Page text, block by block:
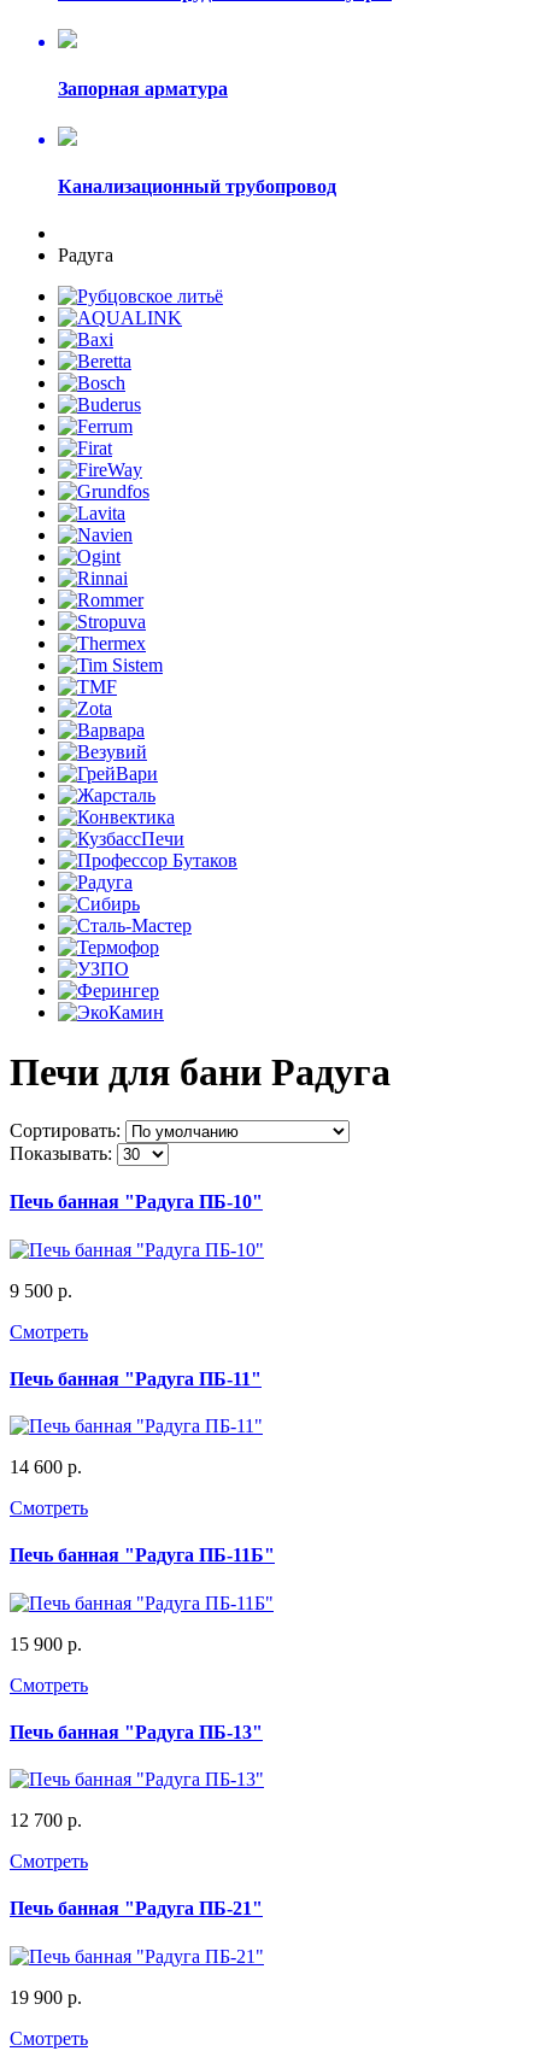
Запорная арматура
Канализационный трубопровод
Радуга
Печи для бани Радуга
Сортировать:
Показывать:
Печь банная "Радуга ПБ-10"
9 500 р.
Смотреть
Печь банная "Радуга ПБ-11"
14 600 р.
Смотреть
Печь банная "Радуга ПБ-11Б"
15 900 р.
Смотреть
Печь банная "Радуга ПБ-13"
12 700 р.
Смотреть
Печь банная "Радуга ПБ-21"
19 900 р.
Смотреть